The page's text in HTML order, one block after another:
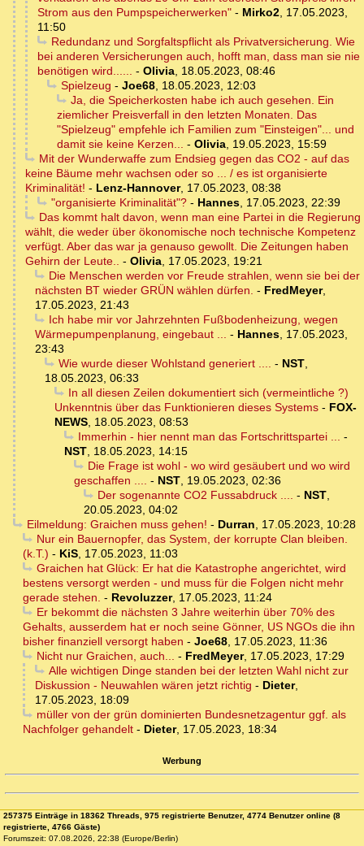
Strom aus den Pumpspeicherwerken" - Mirko2 17.05.2023,
11:50
Redundanz und Sorgfaltspflicht als Privatversicherung. Wie
bei anderen Versicherungen auch, hofft man, dass man sie nie
benötigen wird......
- Olivia 18.05.2023, 08:46
Spielzeug - Joe68, 18.05.2023, 12:03
Ja, die Speicherkosten habe ich auch gesehen. Ein
ziemlicher Preisverfall in den letzten Monaten. Das
"Spielzeug" empfehle ich Familien zum "Einsteigen"... und
damit sie keine Kerzen...
- Olivia 19.05.2023, 15:59
Mit der Wunderwaffe zum Endsieg gegen das CO2 - auf das
keine Bäume mehr wachsen oder so ... / es ist organisierte
Kriminalität! - Lenz-Hannover, 17.05.2023, 08:38
"organisierte Kriminalität"?- Hannes, 17.05.2023, 22:39
Das kommt halt davon, wenn man eine Partei in die Regierung
wählt, die weder über ökonomische noch technische Kompetenz
verfügt. Aber das war ja genauso gewollt. Die Zeitungen haben
Gehirn der Leute..
- Olivia 17.05.2023, 19:21
Die Menschen werden vor Freude strahlen, wenn sie bei der
nächsten BT wieder GRÜN wählen dürfen. - FredMeyer,
17.05.2023, 21:43
Ich habe mir vor Jahrzehnten Fußbodenheizung, wegen
Wärmepumpenplanung, eingebaut ...
- Hannes 17.05.2023,
23:43
Wie wurde dieser Wohlstand generiert ....
- NST,
18.05.2023, 06:33
In all diesen Zeilen dokumentiert sich (vermeintliche ?)
Unkenntnis über das Funktionieren dieses Systems - FOX-
NEWS 18.05.2023, 08:53
Immerhin - hier nennt man das Fortschrittspartei ...
-
NST 18.05.2023, 14:15
Die Frage ist wohl - wo wird gesäubert und wo wird
geschaffen ....
- NST 19.05.2023, 02:36
Der sogenannte CO2 Fussabdruck ....
- NST,
20.05.2023, 04:02
Eilmeldung: Graichen muss gehen! - Durran
17.05.2023, 10:28
Nur ein Bauernopfer, das System, der korrupte Clan bleiben.
(k.T.) - KiS 17.05.2023, 11:03
Graichen hat Glück: Er hat die Katastrophe angerichtet, wird
bestens versorgt werden - und muss für die Folgen nicht mehr
gerade stehen. - Revoluzzer, 17.05.2023, 11:24
Er bekommt die nächsten 3 Jahre weiterhin über 70% des
Gehalts, ausserdem hat er noch seine Gönner, US NGOs die ihn
bisher finanziell versorgt haben - Joe68 17.05.2023, 11:36
Nicht nur Graichen, auch...
- FredMeyer, 17.05.2023, 17:29
Alle wichtigen Dinge standen bei der letzten Wahl nicht zur
Diskussion - Neuwahlen wären jetzt richtig - Dieter,
17.05.2023, 18:09
müller von der grün dominierten Bundesnetzagentur ggf. als
Nachfolger gehandelt - Dieter, 17.05.2023, 18:34
Werbung
257375 Einträge in 18362 Threads, 975 registrierte Benutzer, 4774 Benutzer online (8
registrierte, 4766 Gäste)
Forumszeit: 07.08.2026, 22:38 (Europe/Berlin)